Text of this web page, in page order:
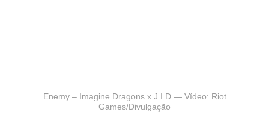
Enemy – Imagine Dragons x J.I.D — Vídeo: Riot
Games/Divulgação